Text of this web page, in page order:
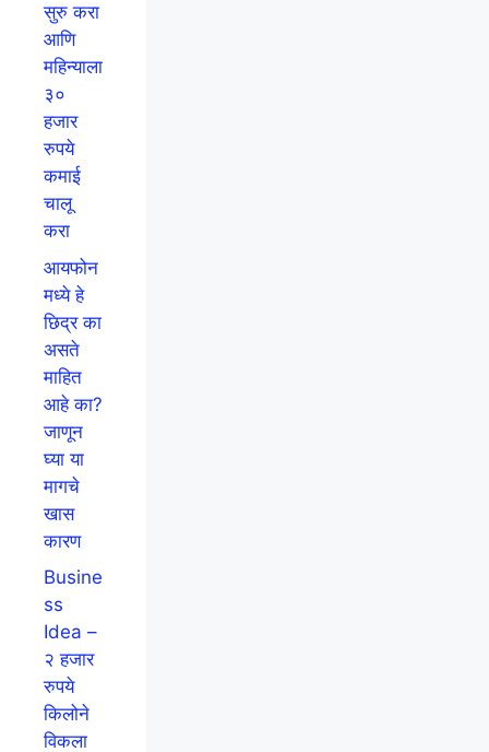
सुरु करा
आणि
महिन्याला
३०
हजार
रुपये
कमाई
चालू
करा
आयफोन
मध्ये हे
छिद्र का
असते
माहित
आहे का?
जाणून
घ्या या
मागचे
खास
कारण
Busine
ss
Idea –
२ हजार
रुपये
किलोने
विकला